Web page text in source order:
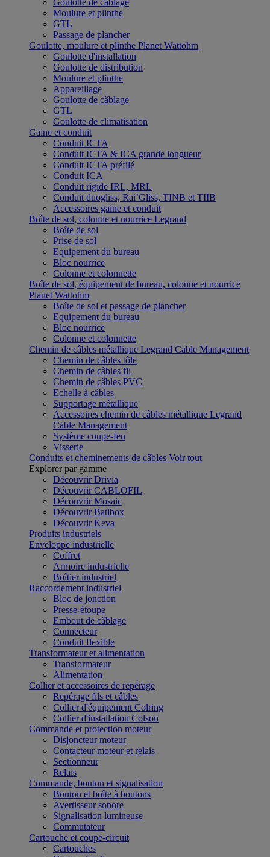
Goulotte de câblage
Moulure et plinthe
GTL
Passage de plancher
Goulotte, moulure et plinthe Planet Wattohm
Goulotte d'installation
Goulotte de distribution
Moulure et plinthe
Appareillage
Goulotte de câblage
GTL
Goulotte de climatisation
Gaine et conduit
Conduit ICTA
Conduit ICTA & ICA grande longueur
Conduit ICTA préfilé
Conduit ICA
Conduit rigide IRL, MRL
Conduit duogliss, Rai’Gliss, TINB et TIIB
Accessoires gaine et conduit
Boîte de sol, colonne et nourrice Legrand
Boîte de sol
Prise de sol
Equipement du bureau
Bloc nourrice
Colonne et colonnette
Boîte de sol, équipement de bureau, colonne et nourrice
Planet Wattohm
Boîte de sol et passage de plancher
Equipement du bureau
Bloc nourrice
Colonne et colonnette
Chemin de câbles métallique Legrand Cable Management
Chemin de câbles tôle
Chemin de câbles fil
Chemin de câbles PVC
Echelle à câbles
Supportage métallique
Accessoires chemin de câbles métallique Legrand
Cable Management
Système coupe-feu
Visserie
Conduits et cheminements de câbles Voir tout
Explorer par gamme
Découvrir Drivia
Découvrir CABLOFIL
Découvrir Mosaic
Découvrir Batibox
Découvrir Keva
Produits industriels
Enveloppe industrielle
Coffret
Armoire industrielle
Boîtier industriel
Raccordement industriel
Bloc de jonction
Presse-étoupe
Embout de câblage
Connecteur
Conduit flexible
Transformateur et alimentation
Transformateur
Alimentation
Collier et accessoires de repérage
Repérage fils et câbles
Collier d'équipement Colring
Collier d'installation Colson
Commande et protection moteur
Disjoncteur moteur
Contacteur moteur et relais
Sectionneur
Relais
Commande, bouton et signalisation
Bouton et boîte à boutons
Avertisseur sonore
Signalisation lumineuse
Commutateur
Cartouche et coupe-circuit
Cartouches